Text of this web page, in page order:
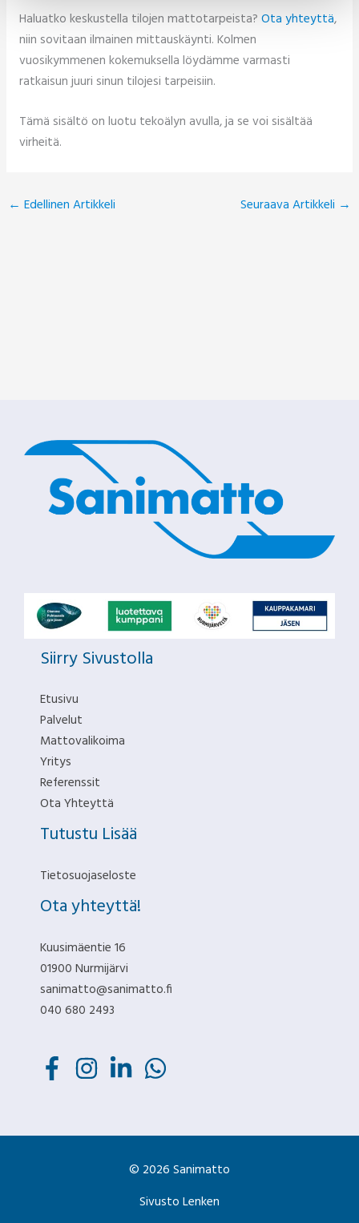
Haluatko keskustella tilojen mattotarpeista? Ota yhteyttä,
niin sovitaan ilmainen mittauskäynti. Kolmen
vuosikymmenen kokemuksella löydämme varmasti
ratkaisun juuri sinun tilojesi tarpeisiin.
Tämä sisältö on luotu tekoälyn avulla, ja se voi sisältää
virheitä.
← Edellinen Artikkeli Seuraava Artikkeli →
Siirry Sivustolla
Etusivu
Palvelut
Mattovalikoima
Yritys
Referenssit
Ota Yhteyttä
Tutustu Lisää
Tietosuojaseloste
Ota yhteyttä!
Kuusimäentie 16
01900 Nurmijärvi
sanimatto@sanimatto.fi
040 680 2493
© 2026 Sanimatto
Sivusto Lenken